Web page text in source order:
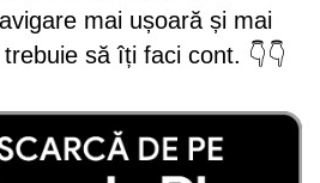
mai ușoară și mai
să îți faci cont. 👇👇